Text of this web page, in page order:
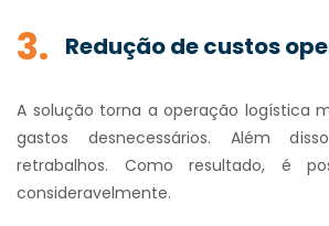
3. Redução de custos
A solução torna a operação logística
gastos desnecessários. Além
retrabalhos. Como resultado, é
consideravelmente.